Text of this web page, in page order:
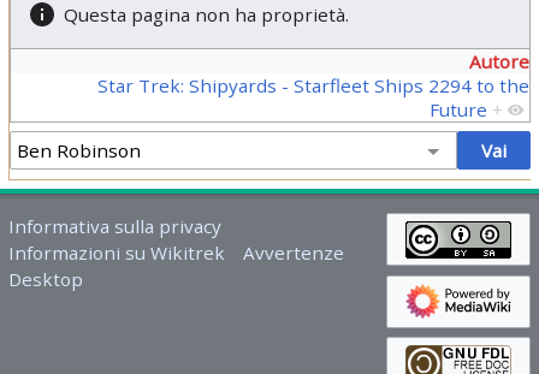
Questa pagina non ha proprietà.
Autore
Star Trek: Shipyards - Starfleet Ships 2294 to the
Future +
Informativa sulla privacy
Informazioni su Wikitrek
Avvertenze
Desktop